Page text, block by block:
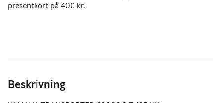
presentkort på 400 kr.
Beskrivning